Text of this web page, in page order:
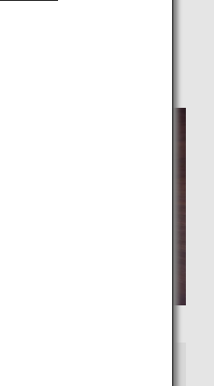
えするホテルをお探しの方
家」が見つかります。
スでホテルを探す